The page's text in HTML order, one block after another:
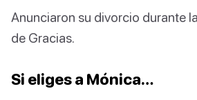
Anunciaron su divorcio durante
de Gracias.
Si eliges a Mónica…